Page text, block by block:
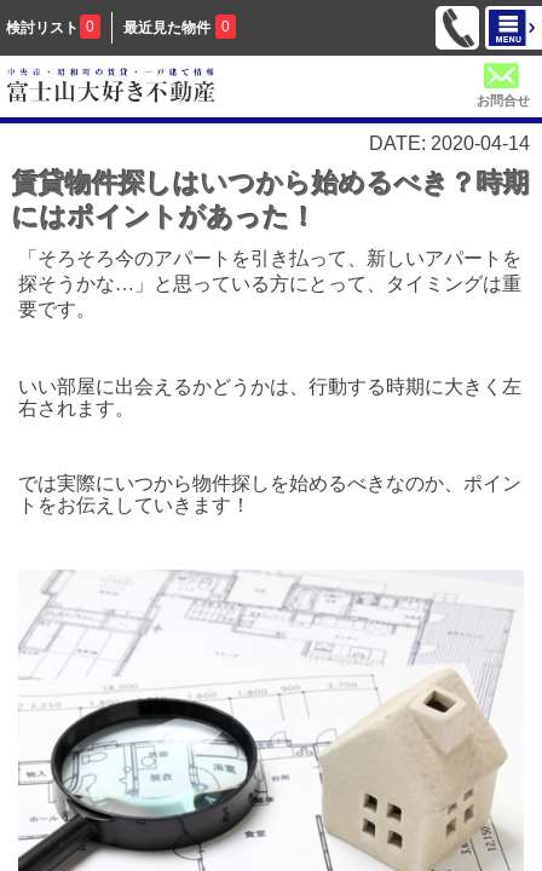
検討リスト 0 最近見た物件 0
お問合せ
DATE: 2020-04-14
賃貸物件探しはいつから始めるべき？時期
にはポイントがあった！
「そろそろ今のアパートを引き払って、新しいアパートを
探そうかな…」と思っている方にとって、タイミングは重
要です。
いい部屋に出会えるかどうかは、行動する時期に大きく左
右されます。
では実際にいつから物件探しを始めるべきなのか、ポイン
トをお伝えしていきます！